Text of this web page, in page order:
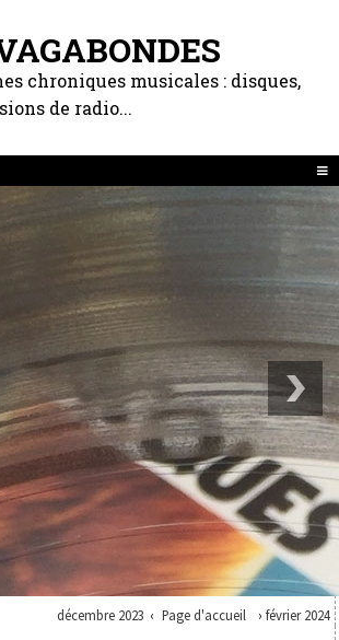
chroniques musicales : disques,
de radio...
décembre 2023 Page d'accueil février 2024